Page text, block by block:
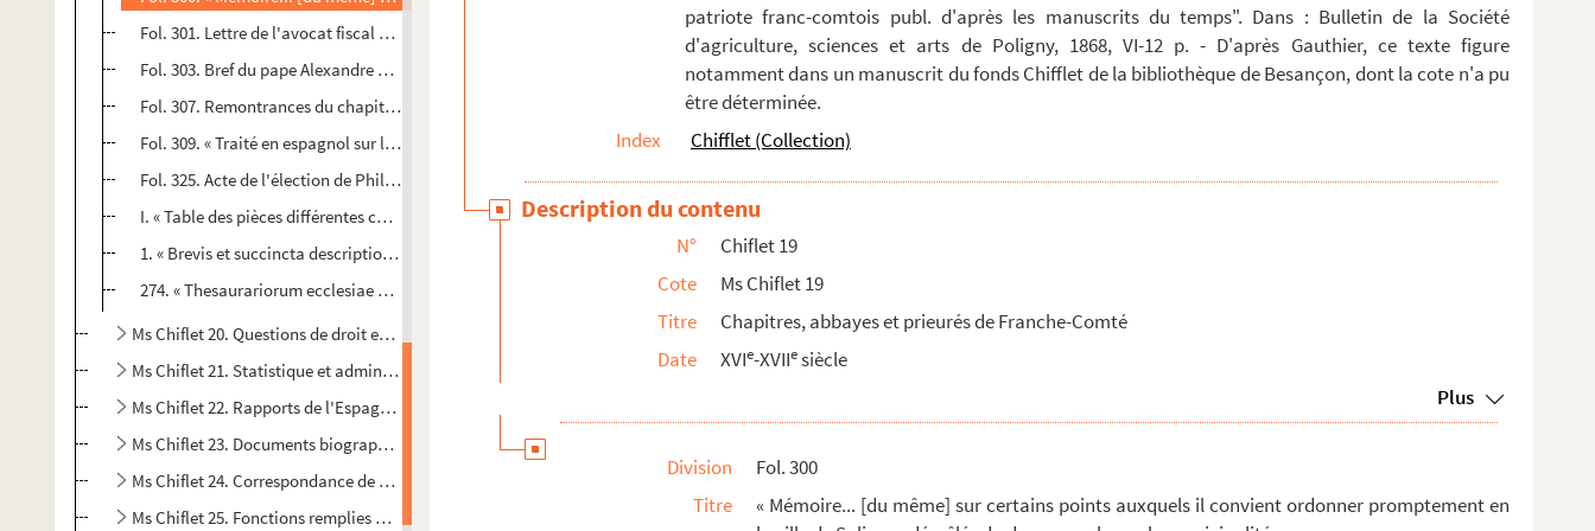
Fol. 301. Lettre de l'avocat fiscal Bonvalot, au sujet d'informations à faire contre des Suisses retirés à Rec...
Fol. 303. Bref du pape Alexandre VII prononçant la validité de l'élection de Humbert-Guillaume de Precipiano à...
Fol. 307. Remontrances du chapitre métropolitain de Besançon au sujet de son droit d'élection à l'archevêché
Fol. 309. « Traité en espagnol sur les appels comme d'abus..., ici mis à propos des appels de cette sorte émis...
Fol. 325. Acte de l'élection de Philippe de La Baume pour coadjuteur de l'abbaye de Luxeuil par le chapitre de...
I. « Table des pièces différentes contenues en ce volume de matières ecclésiastiques », de la main de J...
1. « Brevis et succincta descriptio archiepiscopatus Bisuntini. Bisuntini archiepiscopatus metropolitan...
274. « Thesaurariorum ecclesiae metropolitanae [Bisuntinae] series » (1407-1622)
Ms Chiflet 20. Questions de droit ecclésiastique : recueil de pièces formé par Jean-Jacques Chiflet
Ms Chiflet 21. Statistique et administration du diocèse de Besançon : documents recueillis par Jules Chiflet
Ms Chiflet 22. Rapports de l'Espagne avec le Saint-Siège au XVI
Ms Chiflet 23. Documents biographiques sur les Chiflet
Ms Chiflet 24. Correspondance de Jean-Jacques et de Philippe Chiflet avec les héritiers de la maison de Granvelle, ...
Ms Chiflet 25. Fonctions remplies par Jean-Jacques, Philippe et Jules Chiflet à Bruxelles et à Madrid
patriote franc-comtois publ. d'après les manuscrits du temps". Dans : Bulletin de la Société
d'agriculture, sciences et arts de Poligny, 1868, VI-12 p. - D'après Gauthier, ce texte figure
notamment dans un manuscrit du fonds Chifflet de la bibliothèque de Besançon, dont la cote n'a pu
être déterminée.
Index
Chifflet (Collection)
Description du contenu
N°
Chiflet 19
Cote
Ms Chiflet 19
Titre
Chapitres, abbayes et prieurés de Franche-Comté
Date
XVIe-XVIIesiècle
Plus
Division
Fol. 300
Titre
« Mémoire... [du même] sur certains points auxquels il convient ordonner promptement en